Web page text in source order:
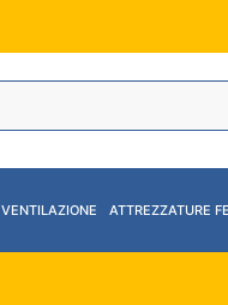
VENTILAZIONE ATTREZZATURE